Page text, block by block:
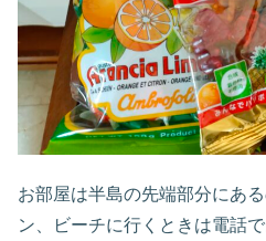
お部屋は半島の先端部分にあ
ン、ビーチに行くときは電話